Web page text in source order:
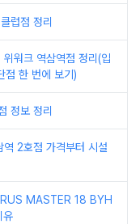
럽점 정리
워크 역삼역점 정리(입
한 번에 보기)
정보 정리
2호점 가격부터 시설
MASTER 18 BYH
유